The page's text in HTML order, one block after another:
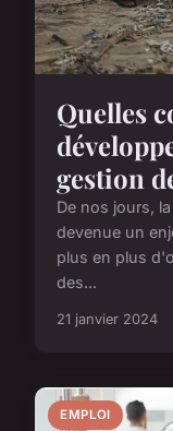
Quelles
gestion
De nos jours,
devenue un
plus en plus
des...
21 janvier 2024
EMPLOI